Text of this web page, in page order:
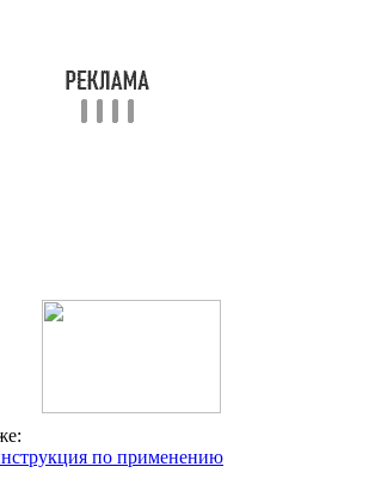
по применению